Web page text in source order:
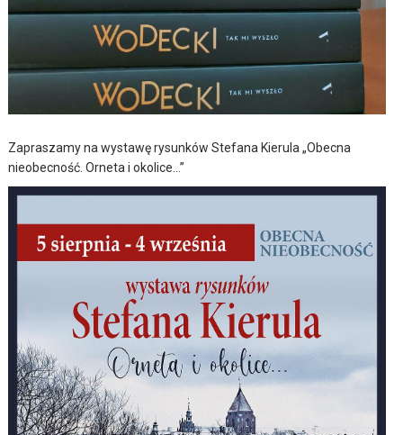
Zapraszamy na wystawę rysunków Stefana Kierula „Obecna
nieobecność. Orneta i okolice…”